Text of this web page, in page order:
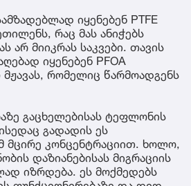
იყენებენ PTFE
რაც მას ანიჭებს
არ მიიკრას საკვები. თავის
იყენებენ PFOA
რომელიც წარმოადგენს
გაცხელებისას ტეფლონის
გადადის ეს
მცირე კონცენტრაციით. ხოლო,
დაზიანებისას მიგრაციის
იზრდება. ეს მოქმედებს